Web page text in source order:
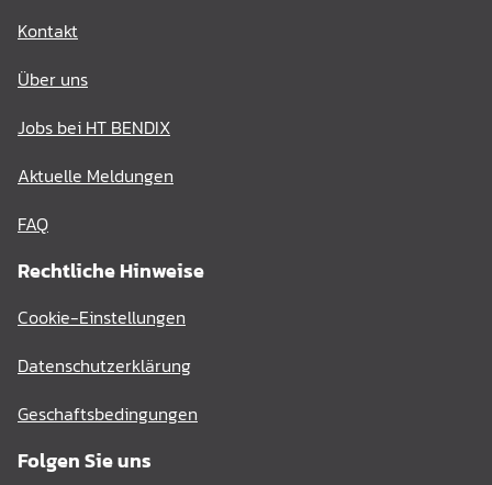
Kontakt
Über uns
Jobs bei HT BENDIX
Aktuelle Meldungen
FAQ
Rechtliche Hinweise
Cookie-Einstellungen
Datenschutzerklärung
Geschaftsbedingungen
Folgen Sie uns